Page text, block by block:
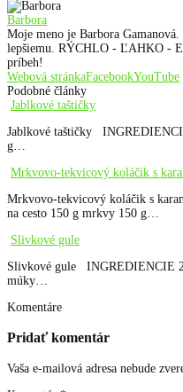
Barbora
Moje meno je Barbora
lepšiemu. RÝCHLO - ĽAHKO -
príbeh!
Webová stránkaFacebookYouTube
Podobné články
Jablkové taštičky
Jablkové taštičky
g…
Mrkvovo-tekvicový koláčik s
Mrkvovo-tekvicový koláčik s
na cesto 150 g mrkvy 150 g…
Slivkové gule
Slivkové gule INGREDIENCIE
múky…
Komentáre
Pridať komentár
Vaša e-mailová adresa nebude